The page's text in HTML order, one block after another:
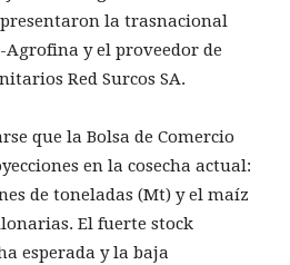
la trasnacional
Agrofina y el proveedor de
Red Surcos SA.
que la Bolsa de Comercio
en la cosecha actual:
de toneladas (Mt) y el maíz
El fuerte stock
esperada y la baja